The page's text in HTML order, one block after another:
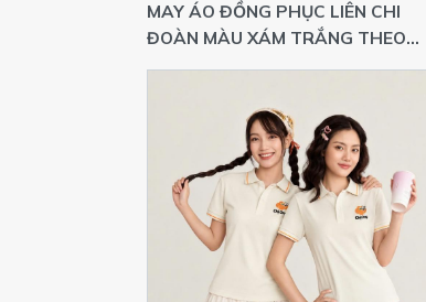
MAY ÁO ĐỒNG PHỤC LIÊN CHI
ĐOÀN MÀU XÁM TRẮNG THEO
YÊU CẦU GIÁ XƯỞNG